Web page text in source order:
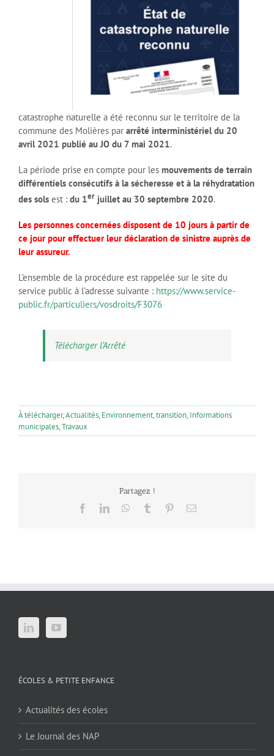
catastrophe naturelle a été reconnu sur le territoire de la
commune des Molières par arrêté interministériel du 20
avril 2021 publié au JO du 7 mai 2021.
La période prise en compte pour les mouvements de terrain
différentiels consécutifs à la sécheresse et à la réhydratation
des sols est : du 1er juillet au 30 septembre 2020.
Les personnes concernées disposent de 10 jours à partir de
ce jour pour effectuer leur déclaration de sinistre auprès de
leur assureur.
L’ensemble de la procédure est rappelée sur le site du
service public à l’adresse suivante : https://www.service-
public.fr/particuliers/vosdroits/F3076
Télécharger l’Arrêté
À télécharger,Actualités, Environnement, transition, Informations
municipales,Travaux
Partagez !
FacebookLinkedInWhatsApp
Tumblr PinterestEmail
ÉCOLES & PETITE ENFANCE
Actualités des écoles
Le Journal des NAP